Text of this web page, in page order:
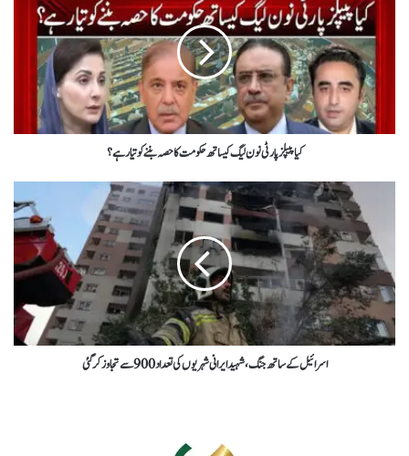
کیا پیپلز پارٹی نون لیگ کیساتھ حکومت کا حصہ بننے کو تیار ہے؟
اسرائیل کےساتھ جنگ،شہیدایرانی شہریوں کی تعداد900سےتجاوزکرگئی